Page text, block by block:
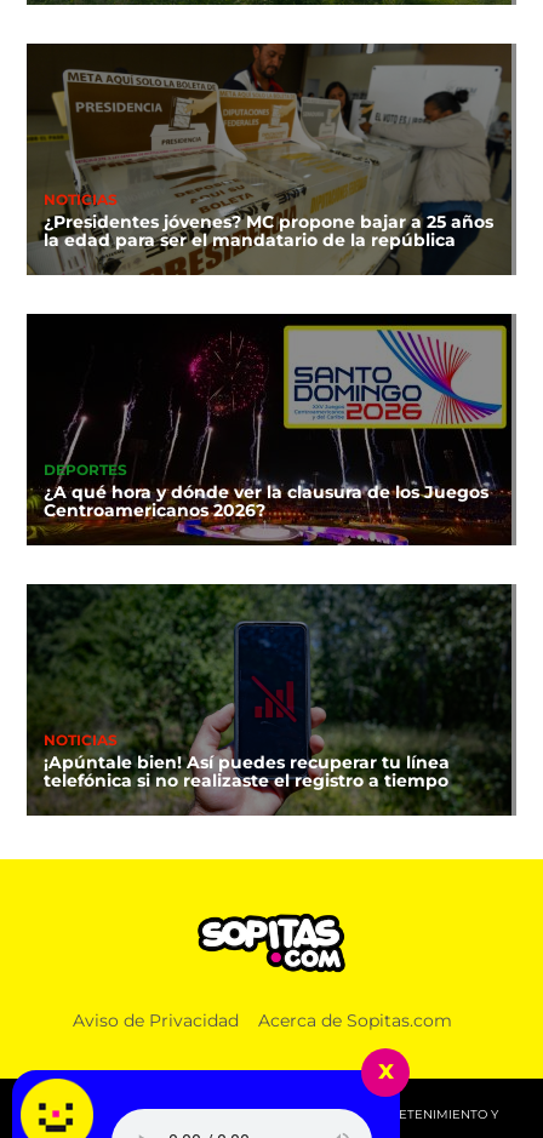
NOTICIAS
¿Presidentes jóvenes? MC propone bajar a 25 años
la edad para ser el mandatario de la república
DEPORTES
¿A qué hora y dónde ver la clausura de los Juegos
Centroamericanos 2026?
NOTICIAS
¡Apúntale bien! Así puedes recuperar tu línea
telefónica si no realizaste el registro a tiempo
Aviso de Privacidad Acerca de Sopitas.com
© 2026 SOPITAS.COM - MÚSICA, NOTICIAS, DEPORTES, ENTRETENIMIENTO Y
x